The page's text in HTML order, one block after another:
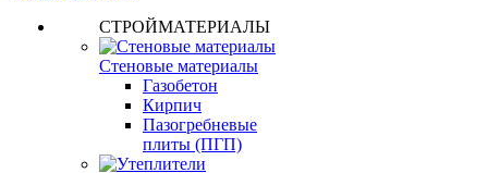
СТРОЙМАТЕРИАЛЫ
Стеновые материалы
Газобетон
Кирпич
Пазогребневые
плиты (ПГП)